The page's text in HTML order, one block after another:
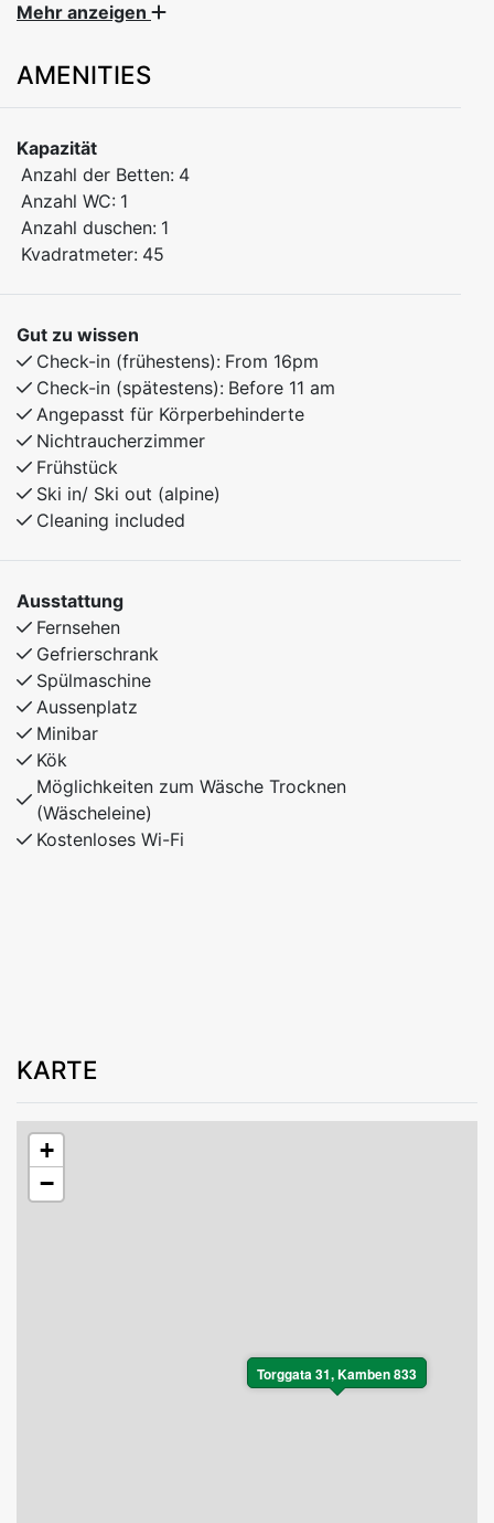
This cozy and practical 2-bedroom apartment is
great choice for family holidays or small groups
Bedroom 1: Double bed
Bedroom 2: Family bunk bed (120 cm lower / 90 cm
upper)
for relaxing mountain days—whether you're skiing,
hiking, or simply unwinding in peaceful surroundings.
Mehr anzeigen
AMENITIES
Kapazität
Anzahl der Betten: 4
Anzahl WC: 1
Anzahl duschen: 1
Kvadratmeter: 45
Gut zu wissen
Check-in (frühestens): From 16pm
Check-in (spätestens): Before 11 am
Angepasst für Körperbehinderte
Nichtraucherzimmer
Frühstück
Ski in/ Ski out (alpine)
Cleaning included
Ausstattung
Fernsehen
Gefrierschrank
Spülmaschine
Aussenplatz
Minibar
Kök
Möglichkeiten zum Wäsche Trocknen
(Wäscheleine)
Kostenloses Wi-Fi
KARTE
Torggata 31, Kamben 833
+
−